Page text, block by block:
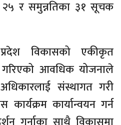
र समुन्नतिका ३१ सूचक
विकासको एकीकृत
आवधिक योजनाले
अधिकारलाई संस्थागत गरी
कार्यान्वयन गर्न